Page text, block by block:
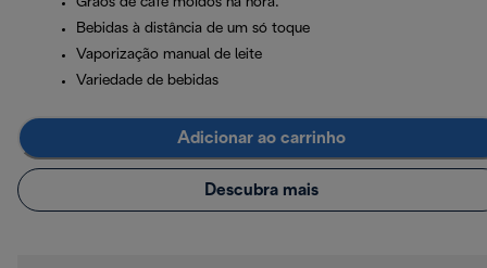
Grãos de café moídos na hora.
Bebidas à distância de um só toque
Vaporização manual de leite
Variedade de bebidas
Adicionar ao carrinho
Descubra mais